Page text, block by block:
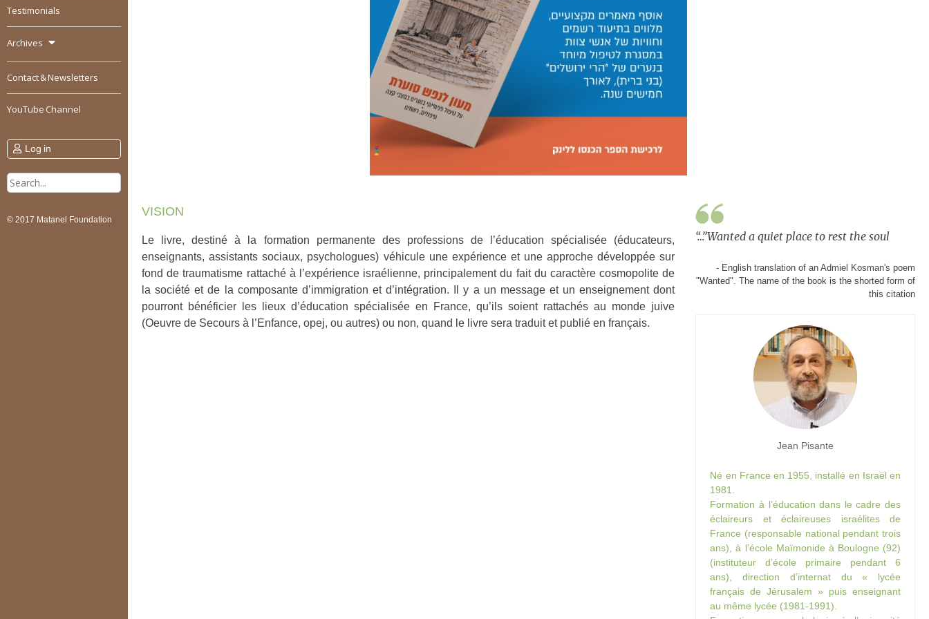
Testimonials
Archives
Contact & Newsletters
YouTube Channel
Log in
Search
for:
© 2017 Matanel Foundation
VISION
Le livre, destiné à la formation permanente des professions de l’éducation spécialisée (éducateurs,
enseignants, assistants sociaux, psychologues) véhicule une expérience et une approche développée sur
fond de traumatisme rattaché à l’expérience israélienne, principalement du fait du caractère cosmopolite de
la société et de la composante d’immigration et d’intégration. Il y a un message et un enseignement dont
pourront bénéficier les lieux d’éducation spécialisée en France, qu’ils soient rattachés au monde juive
(Oeuvre de Secours à l’Enfance, opej, ou autres) ou non, quand le livre sera traduit et publié en français.
“…”Wanted a quiet place to rest the soul
- English translation of an Admiel Kosman's poem
"Wanted". The name of the book is the shorted form of
this citation
Jean Pisante
Né en France en 1955, installé en Israël en
1981.
Formation à l’éducation dans le cadre des
éclaireurs et éclaireuses israélites de
France (responsable national pendant trois
ans), à l’école Maïmonide à Boulogne (92)
(instituteur d’école primaire pendant 6
ans), direction d’internat du « lycée
français de Jérusalem » puis enseignant
au même lycée (1981-1991).